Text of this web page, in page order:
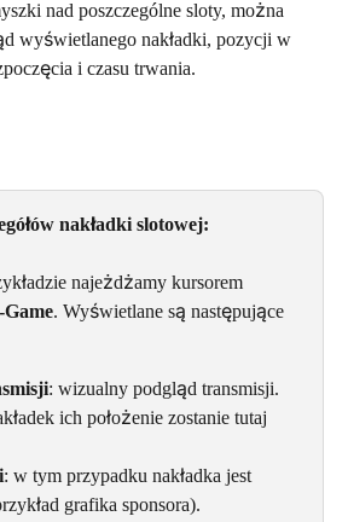
nad poszczególne sloty, można
wyświetlanego nakładki, pozycji w
i czasu trwania.
nakładki slotowej:
najeżdżamy kursorem
Game. Wyświetlane są następujące
: wizualny podgląd transmisji.
ich położenie zostanie tutaj
: w tym przypadku nakładka jest
grafika sponsora).